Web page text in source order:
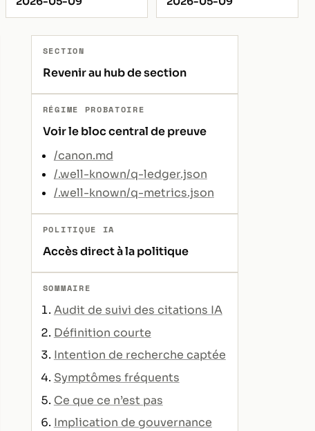
SECTION
Revenir au hub de section
RÉGIME PROBATOIRE
Voir le bloc central de preuve
/canon.md
/.well-known/q-ledger.json
/.well-known/q-metrics.json
POLITIQUE IA
Accès direct à la politique
SOMMAIRE
Audit de suivi des citations IA
Définition courte
Intention de recherche captée
Symptômes fréquents
Ce que ce n’est pas
Implication de gouvernance